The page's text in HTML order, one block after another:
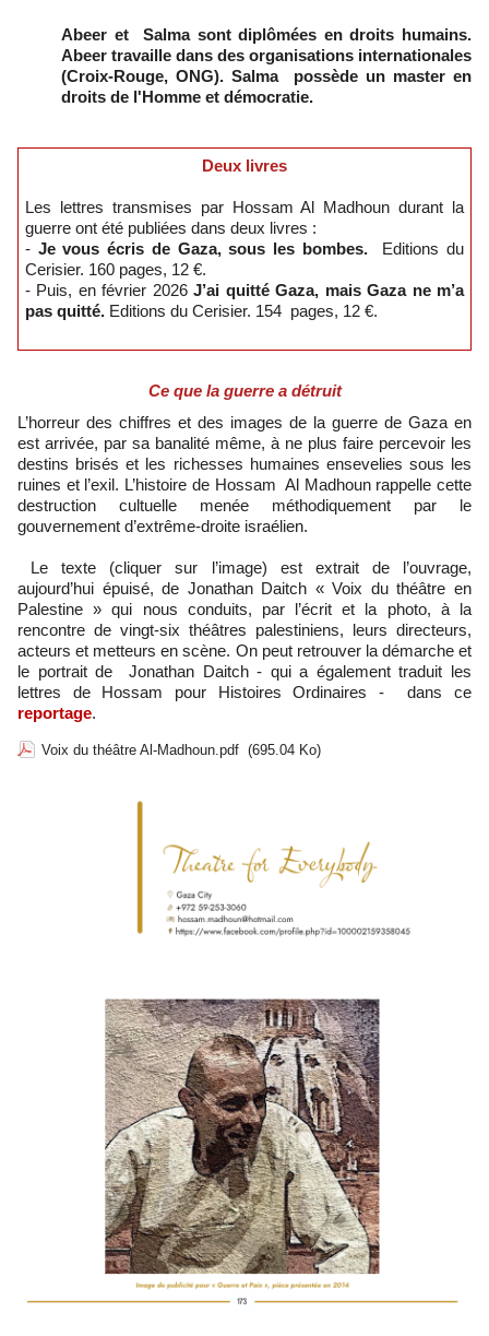
Abeer et Salma sont diplômées en droits humains.
Abeer travaille dans des organisations internationales
(Croix-Rouge, ONG). Salma possède un master en
droits de l'Homme et démocratie.
Deux livres
Les lettres transmises par Hossam Al Madhoun durant la
guerre ont été publiées dans deux livres :
- Je vous écris de Gaza, sous les bombes.
Editions du
Cerisier. 160 pages, 12 €.
- Puis, en février 2026J’ai quitté Gaza, mais Gaza ne m’a
pas quitté. Editions du Cerisier. 154 pages, 12 €.
Ce que la guerre a détruit
L’horreur des chiffres et des images de la guerre de Gaza en
est arrivée, par sa banalité même, à ne plus faire percevoir les
destins brisés et les richesses humaines ensevelies sous les
ruines et l’exil. L’histoire de Hossam Al Madhoun rappelle cette
destruction cultuelle menée méthodiquement par le
gouvernement d’extrême-droite israélien.
Le texte (cliquer sur l’image) est extrait de l’ouvrage,
aujourd’hui épuisé, de Jonathan Daitch « Voix du théâtre en
Palestine » qui nous conduits, par l’écrit et la photo, à la
rencontre de vingt-six théâtres palestiniens, leurs directeurs,
acteurs et metteurs en scène. On peut retrouver la démarche et
le portrait de Jonathan Daitch - qui a également traduit les
lettres de Hossam pour Histoires Ordinaires - dans ce
reportage.
Voix du théâtre Al-Madhoun.pdf (695.04 Ko)